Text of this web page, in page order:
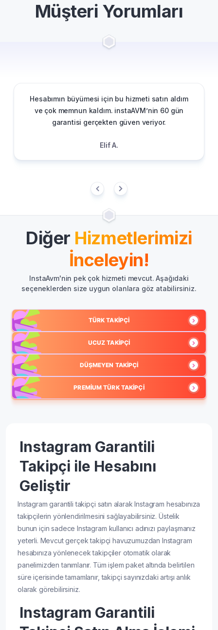
Müşteri Yorumları
Hesabımın büyümesi için bu hizmeti satın aldım
ve çok memnun kaldım. instaAVM’nin 60 gün
garantisi gerçekten güven veriyor.
Elif A.
Diğer Hizmetlerimizi
İnceleyin!
InstaAvm'nin pek çok hizmeti mevcut. Aşağıdaki
seçeneklerden size uygun olanlara göz atabilirsiniz.
TÜRK TAKIPÇI
UCUZ TAKIPÇI
DÜŞMEYEN TAKIPÇI
PREMIUM TÜRK TAKIPÇI
Instagram Garantili
Takipçi ile Hesabını
Geliştir
Instagram garantili takipçi satın alarak Instagram hesabınıza
takipçilerin yönlendirilmesini sağlayabilirsiniz. Üstelik
bunun için sadece Instagram kullanıcı adınızı paylaşmanız
yeterli. Mevcut gerçek takipçi havuzumuzdan Instagram
hesabınıza yönlenecek takipçiler otomatik olarak
panelimizden tanımlanır. Tüm işlem paket altında belirtilen
süre içerisinde tamamlanır, takipçi sayınızdaki artışı anlık
olarak görebilirsiniz.
Instagram Garantili